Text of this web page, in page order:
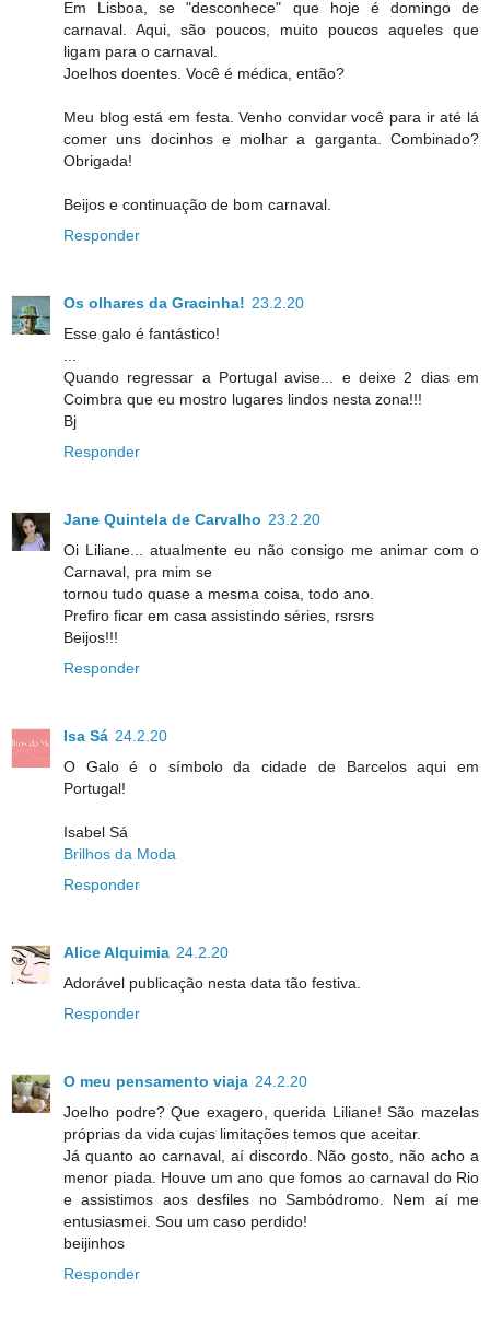
Em Lisboa, se "desconhece" que hoje é domingo de
carnaval. Aqui, são poucos, muito poucos aqueles que
ligam para o carnaval.
Joelhos doentes. Você é médica, então?
Meu blog está em festa. Venho convidar você para ir até lá
comer uns docinhos e molhar a garganta. Combinado?
Obrigada!
Beijos e continuação de bom carnaval.
Responder
Os olhares da Gracinha! 23.2.20
Esse galo é fantástico!
Quando regressar a Portugal avise... e deixe 2 dias em
Coimbra que eu mostro lugares lindos nesta zona!!!
Bj
Responder
Jane Quintela de Carvalho 23.2.20
Oi Liliane... atualmente eu não consigo me animar com o
Carnaval, pra mim se
tornou tudo quase a mesma coisa, todo ano.
Prefiro ficar em casa assistindo séries, rsrsrs
Beijos!!!
Responder
Isa Sá 24.2.20
O Galo é o símbolo da cidade de Barcelos aqui em
Portugal!
Isabel Sá
Brilhos da Moda
Responder
Alice Alquimia 24.2.20
Adorável publicação nesta data tão festiva.
Responder
O meu pensamento viaja 24.2.20
Joelho podre? Que exagero, querida Liliane! São mazelas
próprias da vida cujas limitações temos que aceitar.
Já quanto ao carnaval, aí discordo. Não gosto, não acho a
menor piada. Houve um ano que fomos ao carnaval do Rio
e assistimos aos desfiles no Sambódromo. Nem aí me
entusiasmei. Sou um caso perdido!
beijinhos
Responder